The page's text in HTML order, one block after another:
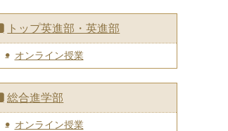
トップ英進部・英進部
オンライン授業
総合進学部
オンライン授業